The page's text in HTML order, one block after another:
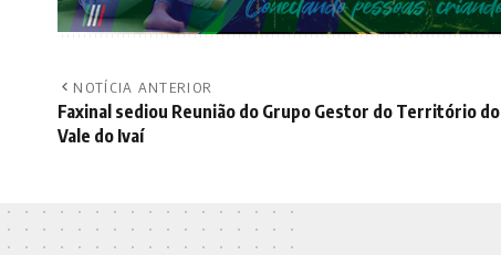
NOTÍCIA ANTERIOR
Faxinal sediou Reunião do Grupo Gestor do Território do
Vale do Ivaí